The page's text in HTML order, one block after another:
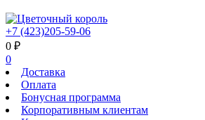
+7 (423)205-59-06
0 ₽
0
Доставка
Оплата
Бонусная программа
Корпоративным клиентам